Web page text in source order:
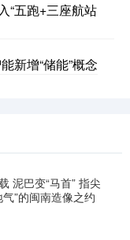
“五跑+三座航站
新增“储能”概念
泥巴变“马首” 指尖
”的闽南造像之约